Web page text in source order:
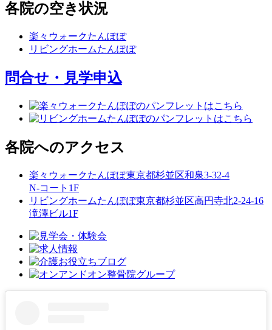
各院の空き状況
楽々ウォークたんぽぽ
リビングホームたんぽぽ
問合せ・見学申込
各院へのアクセス
楽々ウォークたんぽぽ東京都杉並区和泉3-32-4
N-コート1F
リビングホームたんぽぽ東京都杉並区高円寺北2-24-16
滝澤ビル1F